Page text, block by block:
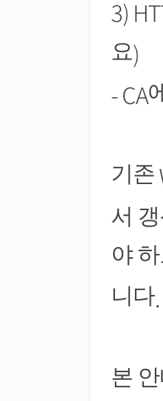
3)
요)
- CA
기존
서
야
니다.
본